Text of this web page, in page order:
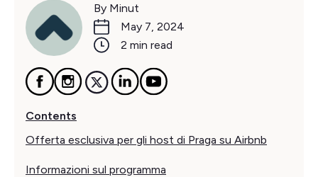
By Minut
May 7, 2024
2 min read
Contents
Offerta esclusiva per gli host di Praga su Airbnb
Informazioni sul programma